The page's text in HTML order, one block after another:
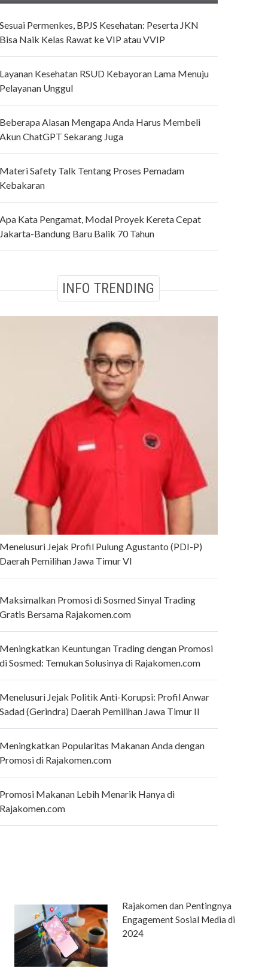
Permenkes, BPJS Kesehatan: Peserta JKN
Naik Kelas Rawat ke VIP atau VVIP
Kesehatan RSUD Kebayoran Lama Menuju
Unggul
Alasan Mengapa Anda Harus Membeli
ChatGPT Sekarang Juga
Safety Talk Tentang Proses Pemadam
Kata Pengamat, Modal Proyek Kereta Cepat
Bandung Baru Balik 70 Tahun
INFO TRENDING
Jejak Profil Pulung Agustanto (PDI-P)
Pemilihan Jawa Timur VI
Promosi di Sosmed Sinyal Trading
Bersama Rajakomen.com
Keuntungan Trading dengan Promosi
Sosmed: Temukan Solusinya di Rajakomen.com
Jejak Politik Anti-Korupsi: Profil Anwar
(Gerindra) Daerah Pemilihan Jawa Timur II
Popularitas Makanan Anda dengan
di Rajakomen.com
Makanan Lebih Menarik Hanya di
Rajakomen dan Pentingnya
Engagement Sosial Media di
2024